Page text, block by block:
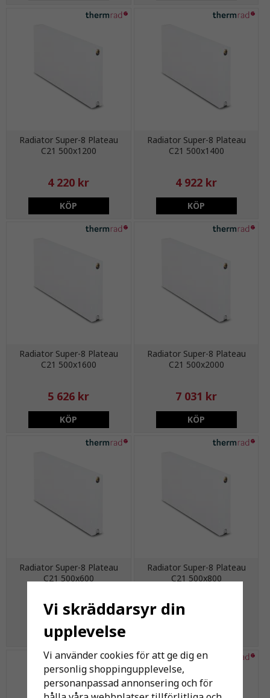
Radiator Super-8 Plateau
C21 500x1200
4 220 kr
KÖP
Radiator Super-8 Plateau
C21 500x1400
4 922 kr
KÖP
Radiator Super-8 Plateau
C21 500x1600
5 626 kr
KÖP
Radiator Super-8 Plateau
C21 500x2000
7 031 kr
KÖP
Radiator Super-8 Plateau
C21 500x600
2 112 kr
KÖP
Radiator Super-8 Plateau
C21 500x800
2 812 kr
Vi skräddarsyr din
upplevelse
Vi använder cookies för att ge dig en
personlig shoppingupplevelse,
personanpassad annonsering och för